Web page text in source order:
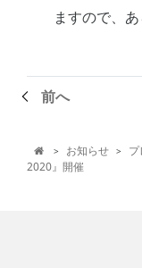
ますので、
前へ
 > お知らせ >
2020』開催